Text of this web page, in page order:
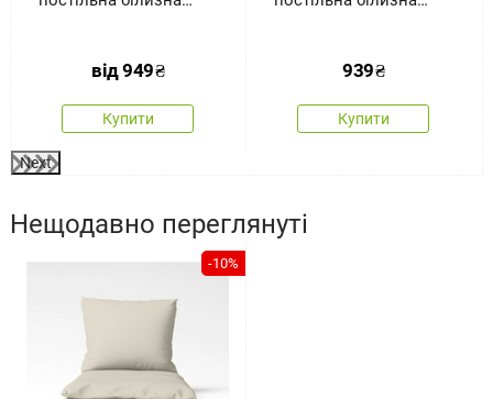
від949₴
Купити
939₴
Купити
Next
Нещодавно переглянуті
-10%